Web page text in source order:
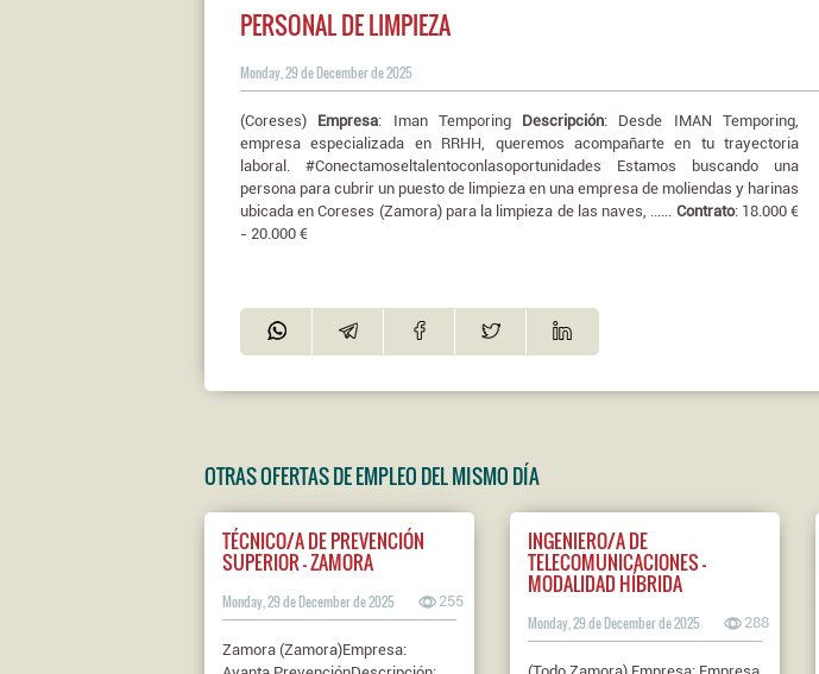
PERSONAL DE LIMPIEZA
Monday, 29 de December de 2025
(Coreses) Empresa: Iman Temporing Descripción: Desde IMAN Temporing,
empresa especializada en RRHH, queremos acompañarte en tu trayectoria
laboral. #Conectamoseltalentoconlasoportunidades Estamos buscando una
persona para cubrir un puesto de limpieza en una empresa de moliendas y harinas
ubicada en Coreses (Zamora) para la limpieza de las naves, ...... Contrato: 18.000 €
- 20.000 €
OTRAS OFERTAS DE EMPLEO DEL MISMO DÍA
TÉCNICO/A DE PREVENCIÓN
SUPERIOR - ZAMORA
Monday, 29 de December de 2025 255
Zamora (Zamora)Empresa:
INGENIERO/A DE
TELECOMUNICACIONES -
MODALIDAD HÍBRIDA
Monday, 29 de December de 2025 288